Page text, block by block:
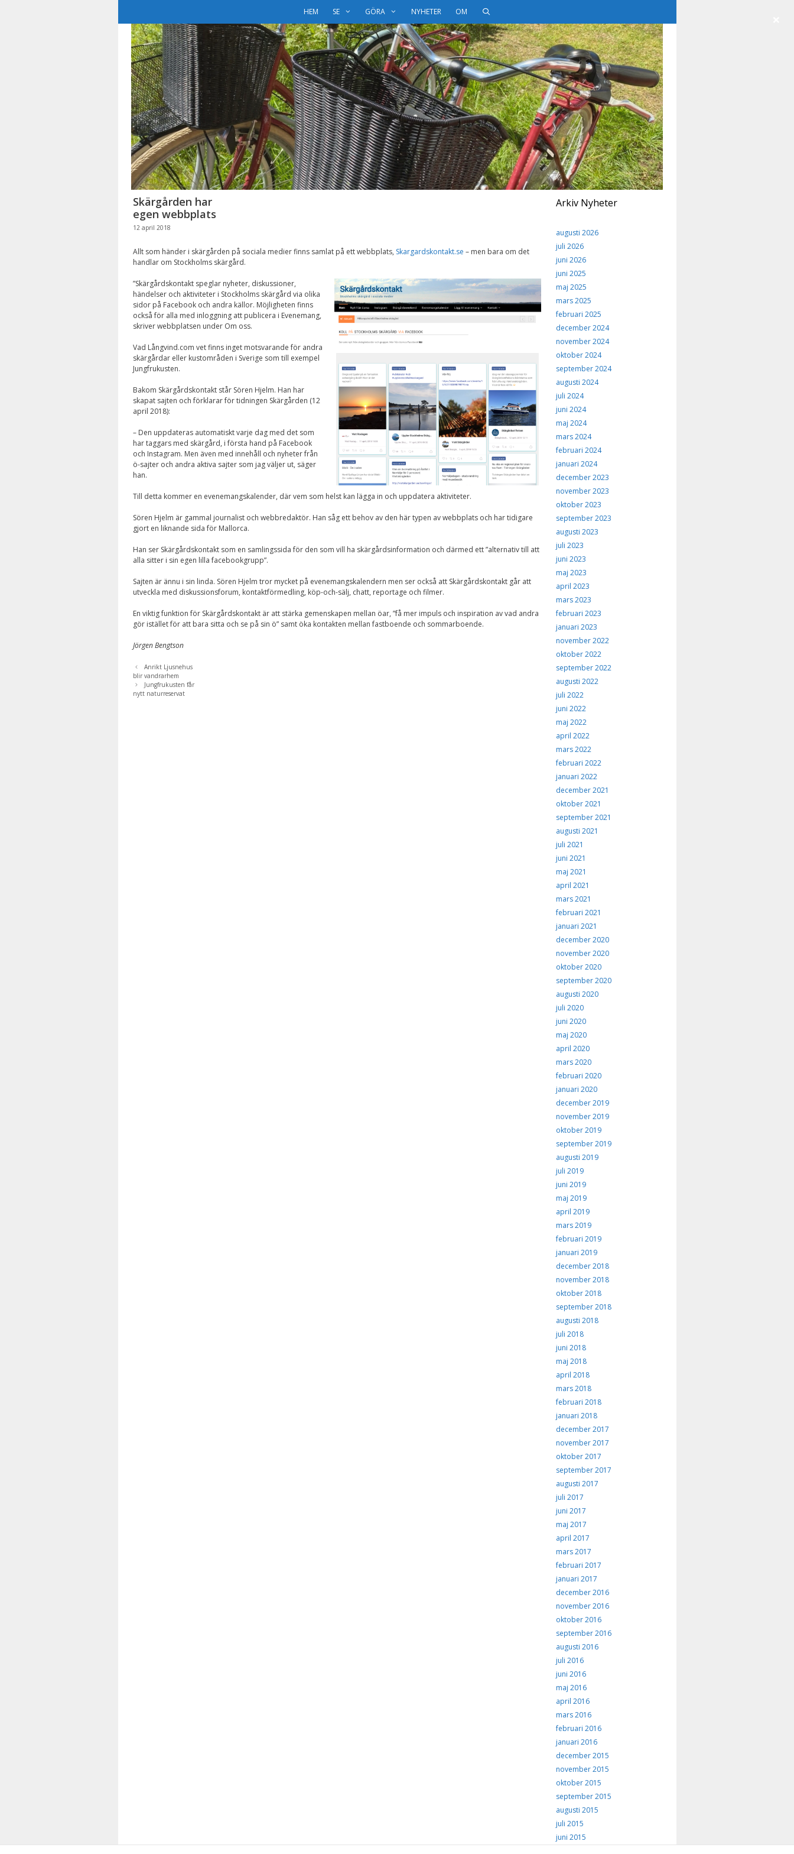
HEM SE GÖRA NYHETER OM
Skärgården har
egen webbplats
12 april 2018
Allt som händer i skärgården på sociala medier finns samlat på ett webbplats, Skargardskontakt.se – men bara om det
handlar om Stockholms skärgård.
”Skärgårdskontakt speglar nyheter, diskussioner,
händelser och aktiviteter i Stockholms skärgård via olika
sidor på Facebook och andra källor. Möjligheten finns
också för alla med inloggning att publicera i Evenemang,
skriver webbplatsen under Om oss.
Vad Långvind.com vet finns inget motsvarande för andra
skärgårdar eller kustområden i Sverige som till exempel
Jungfrukusten.
Bakom Skärgårdskontakt står Sören Hjelm. Han har
skapat sajten och förklarar för tidningen Skärgården (12
april 2018):
– Den uppdateras automatiskt varje dag med det som
har taggars med skärgård, i första hand på Facebook
och Instagram. Men även med innehåll och nyheter från
ö-sajter och andra aktiva sajter som jag väljer ut, säger
han.
Till detta kommer en evenemangskalender, där vem som helst kan lägga in och uppdatera aktiviteter.
Sören Hjelm är gammal journalist och webbredaktör. Han såg ett behov av den här typen av webbplats och har tidigare
gjort en liknande sida för Mallorca.
Han ser Skärgårdskontakt som en samlingssida för den som vill ha skärgårdsinformation och därmed ett ”alternativ till att
alla sitter i sin egen lilla facebookgrupp”.
Sajten är ännu i sin linda. Sören Hjelm tror mycket på evenemangskalendern men ser också att Skärgårdskontakt går att
utveckla med diskussionsforum, kontaktförmedling, köp-och-sälj, chatt, reportage och filmer.
En viktig funktion för Skärgårdskontakt är att stärka gemenskapen mellan öar, ”få mer impuls och inspiration av vad andra
gör istället för att bara sitta och se på sin ö” samt öka kontakten mellan fastboende och sommarboende.
Jörgen Bengtson
Anrikt Ljusnehus
blir vandrarhem
Jungfrukusten får
nytt naturreservat
Arkiv Nyheter
augusti 2026
juli 2026
juni 2026
juni 2025
maj 2025
mars 2025
februari 2025
december 2024
november 2024
oktober 2024
september 2024
augusti 2024
juli 2024
juni 2024
maj 2024
mars 2024
februari 2024
januari 2024
december 2023
november 2023
oktober 2023
september 2023
augusti 2023
juli 2023
juni 2023
maj 2023
april 2023
mars 2023
februari 2023
januari 2023
november 2022
oktober 2022
september 2022
augusti 2022
juli 2022
juni 2022
maj 2022
april 2022
mars 2022
februari 2022
januari 2022
december 2021
oktober 2021
september 2021
augusti 2021
juli 2021
juni 2021
maj 2021
april 2021
mars 2021
februari 2021
januari 2021
december 2020
november 2020
oktober 2020
september 2020
augusti 2020
juli 2020
juni 2020
maj 2020
april 2020
mars 2020
februari 2020
januari 2020
december 2019
november 2019
oktober 2019
september 2019
augusti 2019
juli 2019
juni 2019
maj 2019
april 2019
mars 2019
februari 2019
januari 2019
december 2018
november 2018
oktober 2018
september 2018
augusti 2018
juli 2018
juni 2018
maj 2018
april 2018
mars 2018
februari 2018
januari 2018
december 2017
november 2017
oktober 2017
september 2017
augusti 2017
juli 2017
juni 2017
maj 2017
april 2017
mars 2017
februari 2017
januari 2017
december 2016
november 2016
oktober 2016
september 2016
augusti 2016
juli 2016
juni 2016
maj 2016
april 2016
mars 2016
februari 2016
januari 2016
december 2015
november 2015
oktober 2015
september 2015
augusti 2015
juli 2015
juni 2015
Dessa kakor går
inte att välja
bort. De behövs
för att
huvud taget
ska fungera.
Statistik
För att vi ska
kunna
förbättra
hemsidans
funktionalitet
och
uppbyggnad,
baserat på
hur
hemsidan
används.
hemsida ska
under ditt
besök. Om du
kakorna
kommer viss